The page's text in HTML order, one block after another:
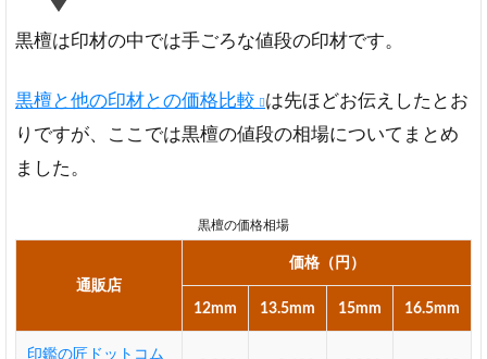
黒檀は印材の中では手ごろな値段の印材です。
黒檀と他の印材との価格比較
は先ほどお伝えしたとお
りですが、ここでは黒檀の値段の相場についてまとめ
ました。
黒檀の価格相場
通販店
価格（円）
12mm 13.5mm 15mm 16.5mm
印鑑の匠ドットコム